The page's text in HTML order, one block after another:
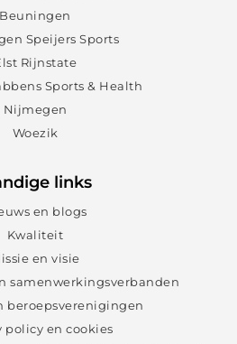
Beuningen
Speijers Sports
Rijnstate
Sports & Health
Nijmegen
Woezik
links
en blogs
Kwaliteit
en visie
samenwerkingsverbanden
beroepsverenigingen
policy en cookies